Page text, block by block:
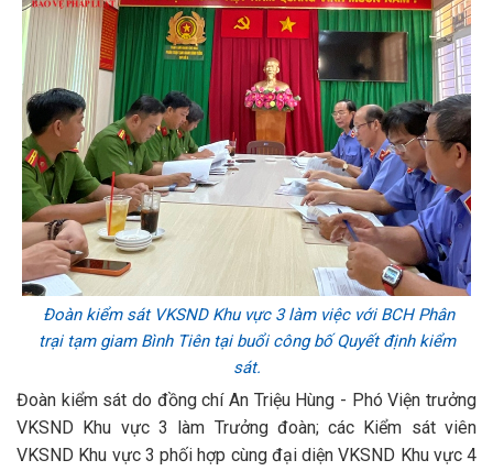
Đoàn kiểm sát VKSND Khu vực 3 làm việc với BCH Phân
trại tạm giam Bình Tiên tại buổi công bố Quyết định kiểm
sát.
Đoàn kiểm sát do đồng chí An Triệu Hùng - Phó Viện trưởng
VKSND Khu vực 3 làm Trưởng đoàn; các Kiểm sát viên
VKSND Khu vực 3 phối hợp cùng đại diện VKSND Khu vực 4